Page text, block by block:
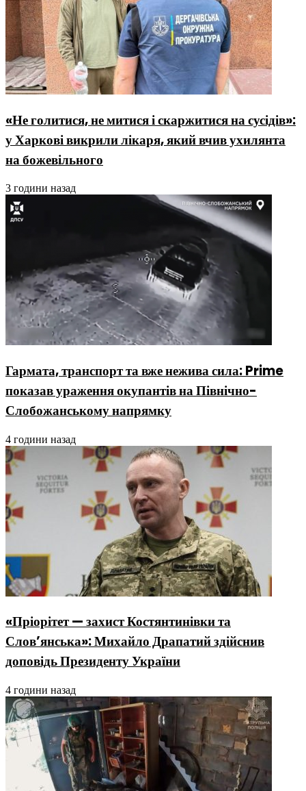
«Не голитися, не митися і скаржитися на сусідів»:
у Харкові викрили лікаря, який вчив ухилянта
на божевільного
3 години назад
Гармата, транспорт та вже нежива сила: Prime
показав ураження окупантів на Північно-
Слобожанському напрямку
4 години назад
«Пріорітет — захист Костянтинівки та
Слов’янська»: Михайло Драпатий здійснив
доповідь Президенту України
4 години назад